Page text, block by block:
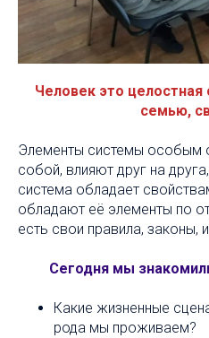
Человек это
семью,
Элементы системы особым
собой, влияют друг на
система обладает
обладают её элементы по
есть свои правила, законы,
Сегодня мы
Какие жизненные
рода мы проживаем?